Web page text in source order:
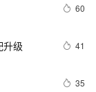
60
升级 41
35